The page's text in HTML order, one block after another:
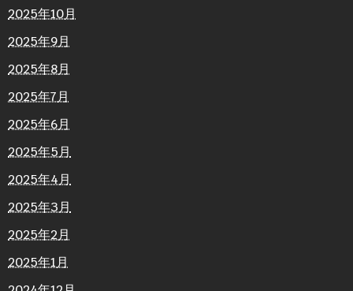
2025年10月
2025年9月
2025年8月
2025年7月
2025年6月
2025年5月
2025年4月
2025年3月
2025年2月
2025年1月